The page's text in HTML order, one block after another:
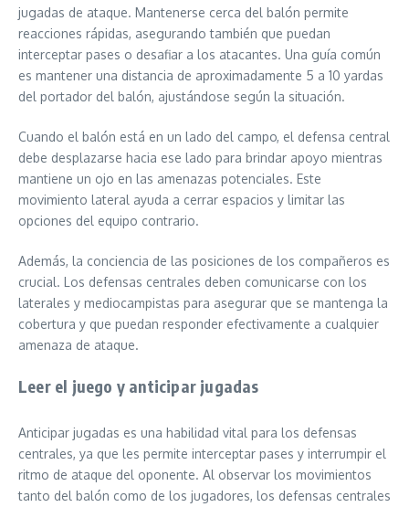
jugadas de ataque. Mantenerse cerca del balón permite
reacciones rápidas, asegurando también que puedan
interceptar pases o desafiar a los atacantes. Una guía común
es mantener una distancia de aproximadamente 5 a 10 yardas
del portador del balón, ajustándose según la situación.
Cuando el balón está en un lado del campo, el defensa central
debe desplazarse hacia ese lado para brindar apoyo mientras
mantiene un ojo en las amenazas potenciales. Este
movimiento lateral ayuda a cerrar espacios y limitar las
opciones del equipo contrario.
Además, la conciencia de las posiciones de los compañeros es
crucial. Los defensas centrales deben comunicarse con los
laterales y mediocampistas para asegurar que se mantenga la
cobertura y que puedan responder efectivamente a cualquier
amenaza de ataque.
Leer el juego y anticipar jugadas
Anticipar jugadas es una habilidad vital para los defensas
centrales, ya que les permite interceptar pases y interrumpir el
ritmo de ataque del oponente. Al observar los movimientos
tanto del balón como de los jugadores, los defensas centrales